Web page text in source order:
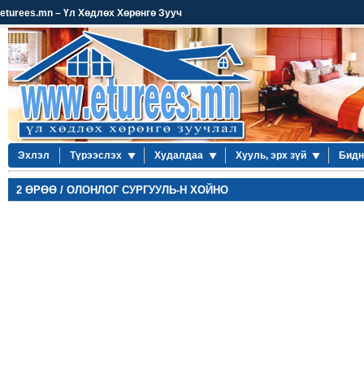
eturees.mn – Үл Хөдлөх Хөрөнгө Зууч
Эхлэл Түрээслэх Худалдаа Хууль, эрх зүй
2 ӨРӨӨ / ОЛОНЛОГ СУРГУУЛЬ-Н ХОЙНО